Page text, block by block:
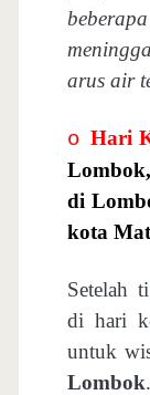
arus air
o Hari
di
kota
Setelah
di hari
untuk
Lombok